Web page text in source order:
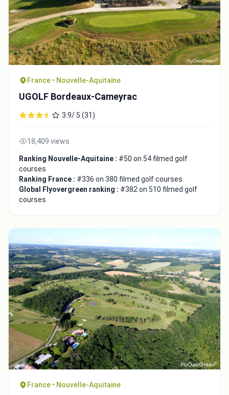
France • Nouvelle-Aquitaine
UGOLF Bordeaux-Cameyrac
3.9/ 5 (31)
18,409 views
Ranking Nouvelle-Aquitaine : #50 on 54 filmed golf
courses
Ranking France : #336 on 380 filmed golf courses
Global Flyovergreen ranking : #382 on 510 filmed golf
courses
France • Nouvelle-Aquitaine